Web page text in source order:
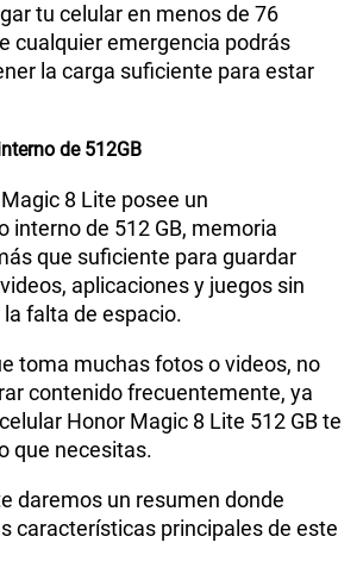
tu celular en menos de 76
cualquier emergencia podrás
la carga suficiente para estar
de 512GB
8 Lite posee un
interno de 512 GB, memoria
que suficiente para guardar
aplicaciones y juegos sin
falta de espacio.
toma muchas fotos o videos, no
contenido frecuentemente, ya
Honor Magic 8 Lite 512 GB te
que necesitas.
daremos un resumen donde
características principales de este